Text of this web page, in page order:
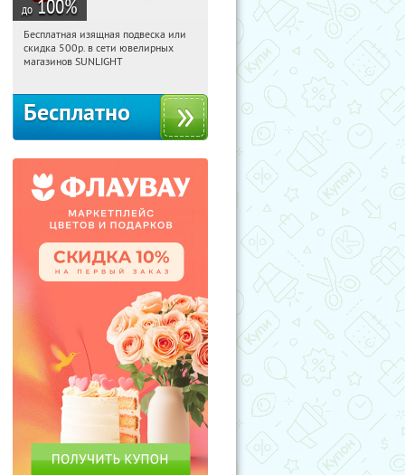
до 100%
12:27:48 Получили:
Россия
Бесплатная изящная подвеска или
скидка 500р. в сети ювелирных
магазинов SUNLIGHT
Бесплатно